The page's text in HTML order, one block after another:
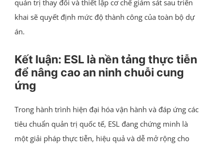
quản trị thay đổi và thiết lập cơ chế giám sát sau triển
khai sẽ quyết định mức độ thành công của toàn bộ dự
án.
Kết luận: ESL là nền tảng thực tiễn
để nâng cao an ninh chuỗi cung
ứng
Trong hành trình hiện đại hóa vận hành và đáp ứng các
tiêu chuẩn quản trị quốc tế, ESL đang chứng minh là
một giải pháp thực tiễn, hiệu quả và dễ mở rộng cho